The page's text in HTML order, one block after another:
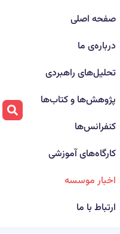
صفحه اصلی
درباره‌ی ما
تحلیل‌های راهبردی
پژوهش‌ها و کتاب‌ها
کنفرانس‌ها
کارگاه‌های آموزشی
اخبار موسسه
ارتباط با ما